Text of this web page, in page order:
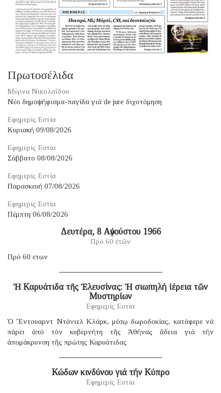
Πρωτοσέλιδα
Μύρνα Νικολαΐδου
Νέο δημοψήφισμα-παγίδα γιά de jure διχοτόμηση
Εφημερίς Εστία
Κυριακή 09/08/2026
Εφημερίς Εστία
Σάββατο 08/08/2026
Εφημερίς Εστία
Παρασκευή 07/08/2026
Εφημερίς Εστία
Πέμπτη 06/08/2026
Δευτέρα, 8 Αὐγούστου 1966
Πρό 60 ἐτῶν
Πρό 60 ετων
Ἡ Καρυάτιδα τῆς Ἐλευσίνας: Ἡ σιωπηλή ἱέρεια τῶν
Μυστηρίων
Εφημερίς Εστία
Ὁ Ἔντουαρντ Ντάνιελ Κλάρκ, μέσῳ δωροδοκίας, κατάφερε νά
πάρει ἀπό τόν κυβερνήτη τῆς Ἀθήνας ἄδεια γιά τήν
ἀπομάκρυνση τῆς πρώτης Καρυάτιδας
Κώδων κινδύνου γιά τήν Κύπρο
Εφημερίς Εστία